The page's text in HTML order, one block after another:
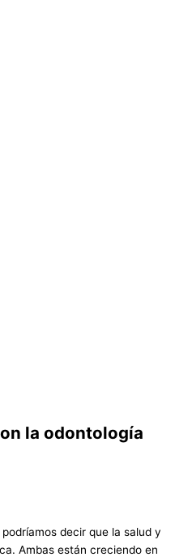
la odontología
decir que la salud y
Ambas están creciendo en